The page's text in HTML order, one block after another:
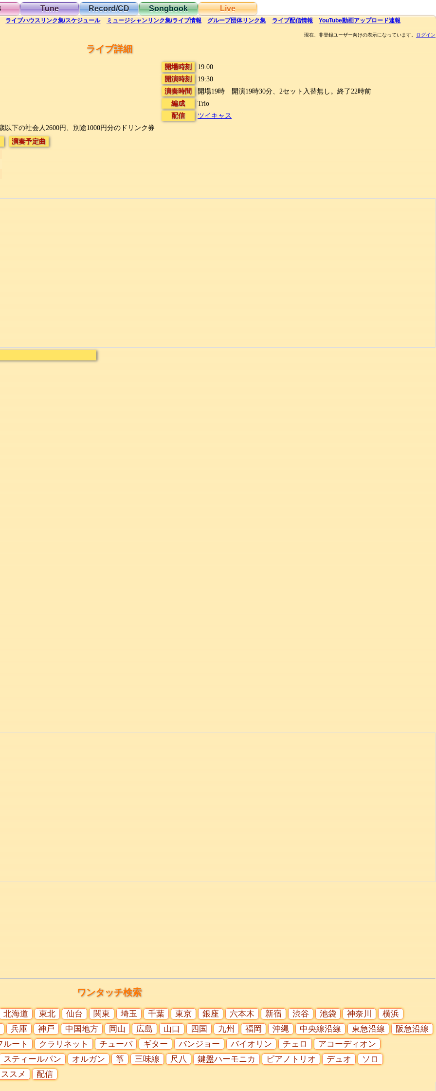
Tune Record/CD Songbook Live
ライブハウス リンク集/スケジュール ミュージシャンリンク集/ライブ情報 グループ団体リンク集 ライブ配信情報 YouTube動画アップロード速報
現在、非登録ユーザー向けの表示になっています。 ログイン
ライブ詳細
以下の社会人2600円、別途1000円分のドリンク券
開場時刻
19:00
開演時刻
19:30
演奏時間
開場19時 開演19時30分、2セット入替無し。終了22時前
編成
Trio
配信
ツイキャス
演奏予定曲
ワンタッチ検索
北海道 東北 仙台 関東 埼玉 千葉 東京 銀座 六本木 新宿 渋谷 池袋 神奈川
横浜
兵庫
神戸 中国地方 岡山 広島 山口 四国 九州 福岡 沖縄 中央線沿線 東急沿線
阪急沿線
ルート
クラリネット チューバ ギター バンジョー バイオリン チェロ
アコーディオン
スティールパン
オルガン 箏 三味線 尺八 鍵盤ハーモニカ ピアノトリオ デュオ
ソロ
スメ
配信